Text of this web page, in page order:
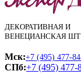
ДЕКОРАТИВНАЯ И
ВЕНЕЦИАНСКАЯ
Мск:+7 (495) 477-
СПб:+7 (495) 477-